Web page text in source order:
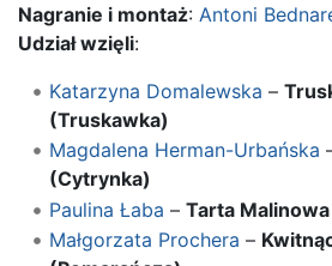
Nagranie i montaż: Antoni
Udział wzięli:
Katarzyna Domalewska –
(Truskawka)
Magdalena Herman-Urbańska
(Cytrynka)
Paulina Łaba – Tarta Malinowa
Małgorzata Prochera –